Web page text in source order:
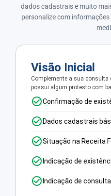
dados cadastrais e muito
personalize com
Visão Inicial
Complemente a sua consulta
possui algum protesto com
Confirmação de
Dados cadastrais
Situação na Receita
Indicação de
Indicação de